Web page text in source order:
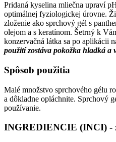
Pridaná kyselina mliečna upraví
optimálnej fyziologickej úrovne.
zloženie ako sprchový gél s
olejom a s keratínom. Šetrný k
konzervačná látka sa po aplikácii
použití zostáva pokožka hladká a
Spôsob použitia
Malé množstvo sprchového gélu
a dôkladne opláchnite. Sprchový
používanie.
INGREDIENCIE (INCI) -